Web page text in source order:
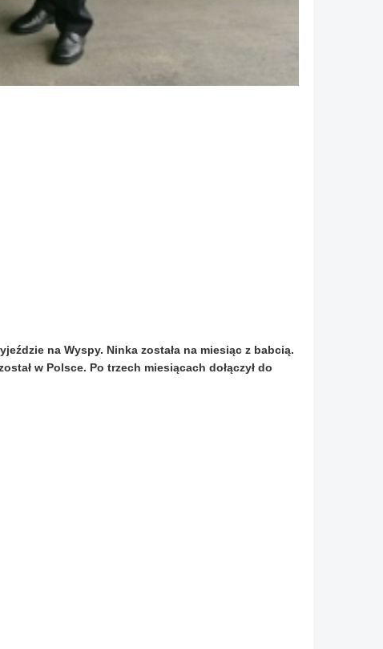
na Wyspy. Ninka została na miesiąc z babcią.
w Polsce. Po trzech miesiącach dołączył do